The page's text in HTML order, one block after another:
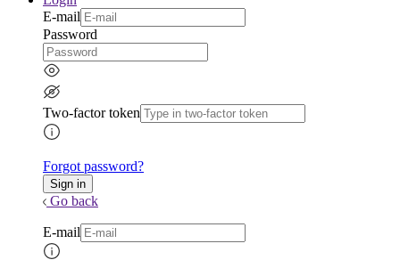
E-mail
Password
Two-factor token
Forgot password?
Go back
E-mail